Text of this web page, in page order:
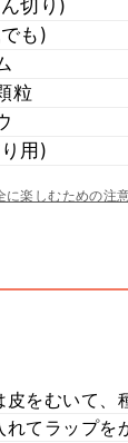
切り)
も)
粒
用)
に楽しむための注
をむいて、
れてラップを